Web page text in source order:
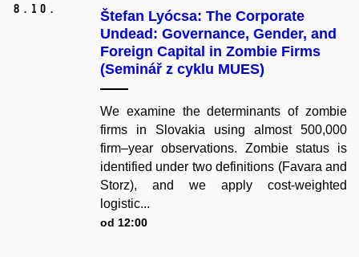
8. 10.
Štefan Lyócsa: The Corporate
Undead: Governance, Gender, and
Foreign Capital in Zombie Firms
(Seminář z cyklu MUES)
We examine the determinants of zombie
firms in Slovakia using almost 500,000
firm–year observations. Zombie status is
identified under two definitions (Favara and
Storz), and we apply cost-weighted
logistic...
od 12:00